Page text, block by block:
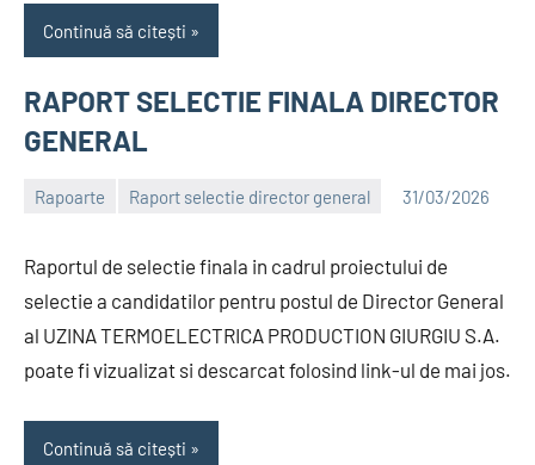
Continuă să citești
RAPORT SELECTIE FINALA DIRECTOR
GENERAL
Rapoarte Raport selectie director general 31/03/2026
Alexandru
Raportul de selectie finala in cadrul proiectului de
selectie a candidatilor pentru postul de Director General
al UZINA TERMOELECTRICA PRODUCTION GIURGIU S.A.
poate fi vizualizat si descarcat folosind link-ul de mai jos.
Continuă să citești